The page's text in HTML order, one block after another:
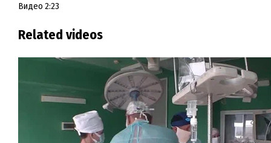
Видео 2:23
Related videos